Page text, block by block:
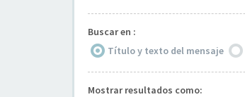
Buscar en :
Título y texto del mensaje
Mostrar resultados como: